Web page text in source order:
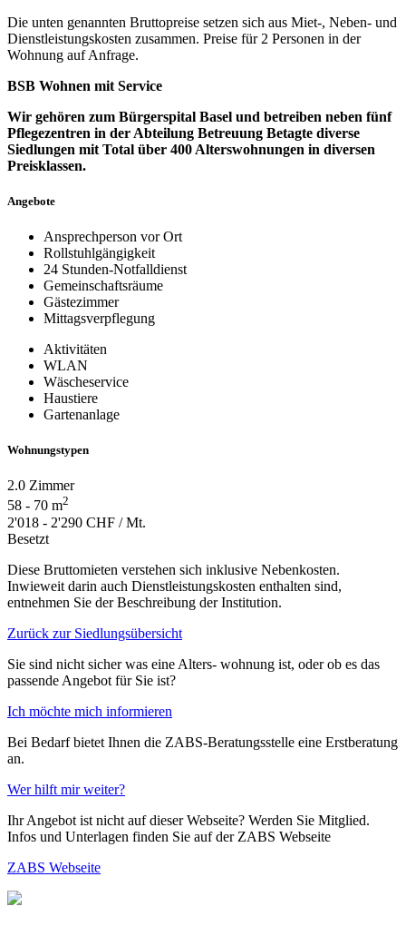
Die unten genannten Bruttopreise setzen sich aus Miet-, Neben- und
Dienstleistungskosten zusammen. Preise für 2 Personen in der
Wohnung auf Anfrage.
BSB Wohnen mit Service
Wir gehören zum Bürgerspital Basel und betreiben neben fünf
Pflegezentren in der Abteilung Betreuung Betagte diverse
Siedlungen mit Total über 400 Alterswohnungen in diversen
Preisklassen.
Angebote
Ansprechperson vor Ort
Rollstuhlgängigkeit
24 Stunden-Notfalldienst
Gemeinschaftsräume
Gästezimmer
Mittagsverpflegung
Aktivitäten
WLAN
Wäscheservice
Haustiere
Gartenanlage
Wohnungstypen
2.0 Zimmer
58 - 70 m2
2'018 - 2'290 CHF / Mt.
Besetzt
Diese Bruttomieten verstehen sich inklusive Nebenkosten.
Inwieweit darin auch Dienstleistungskosten enthalten sind,
entnehmen Sie der Beschreibung der Institution.
Zurück zur Siedlungsübersicht
Sie sind nicht sicher was eine Alters- wohnung ist, oder ob es das
passende Angebot für Sie ist?
Ich möchte mich informieren
Bei Bedarf bietet Ihnen die ZABS-Beratungsstelle eine Erstberatung
an.
Wer hilft mir weiter?
Ihr Angebot ist nicht auf dieser Webseite? Werden Sie Mitglied.
Infos und Unterlagen finden Sie auf der ZABS Webseite
ZABS Webseite